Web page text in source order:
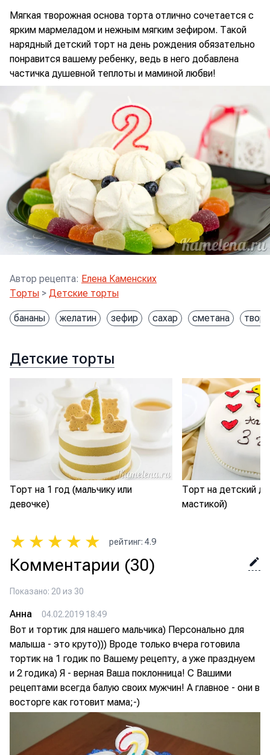
Мягкая творожная основа торта отлично сочетается с
ярким мармеладом и нежным мягким зефиром. Такой
нарядный детский торт на день рождения обязательно
понравится вашему ребенку, ведь в него добавлена
частичка душевной теплоты и маминой любви!
Автор рецепта: Елена Каменских
Торты > Детские торты
бананы желатин зефир сахар сметана
Детские торты
Торт на 1 год (мальчику или
девочке)
Торт на детский
мастикой)
★ ★ ★ ★ ★ рейтинг: 4.9
Комментарии (30)
Показано: 20 из 30
Анна 04.02.2019 18:49
Вот и тортик для нашего мальчика) Персонально для
малыша - это круто))) Вроде только вчера готовила
тортик на 1 годик по Вашему рецепту, а уже празднуем
и 2 годика) Я - верная Ваша поклонница! С Вашими
рецептами всегда балую своих мужчин! А главное - они в
восторге как готовит мама;-)